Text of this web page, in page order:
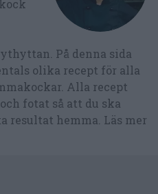
På denna sida
olika recept för alla
Alla recept
fotat så att du ska
resultat hemma. Läs mer